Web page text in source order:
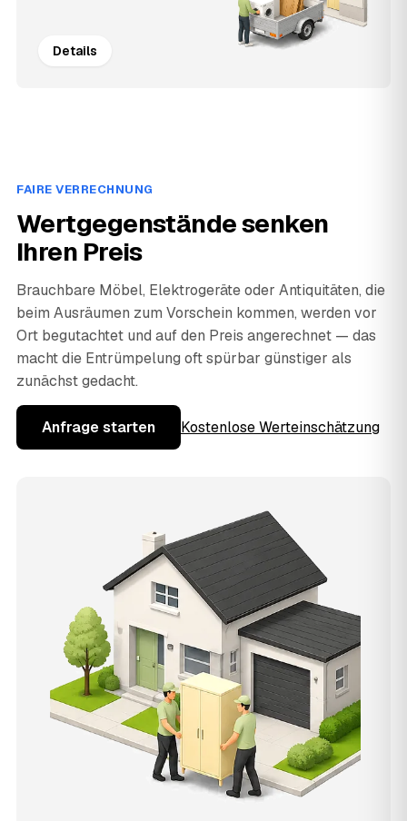
Details
FAIRE VERRECHNUNG
Wertgegenstände senken
Ihren Preis
Brauchbare Möbel, Elektrogeräte oder Antiquitäten, die
beim Ausräumen zum Vorschein kommen, werden vor
Ort begutachtet und auf den Preis angerechnet — das
macht die Entrümpelung oft spürbar günstiger als
zunächst gedacht.
Anfrage starten Kostenlose Werteinschätzung